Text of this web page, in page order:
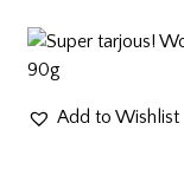
Add to Wishlist